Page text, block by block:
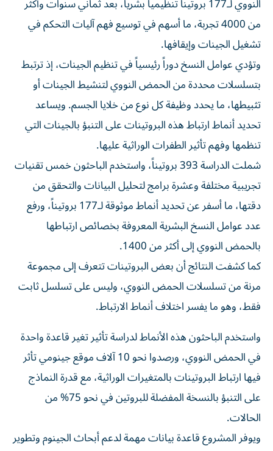
من 4000 تجربة، ما أسهم في توسيع فهم آليات التحكم في
تشغيل الجينات وإيقافها.
وتؤدي عوامل النسخ دوراً رئيسياً في تنظيم الجينات، إذ ترتبط
بتسلسلات محددة من الحمض النووي لتنشيط الجينات أو
تثبيطها، ما يحدد وظيفة كل نوع من خلايا الجسم. ويساعد
تحديد أنماط ارتباط هذه البروتينات على التنبؤ بالجينات التي
تنظمها وفهم تأثير الطفرات الوراثية عليها.
شملت الدراسة 393 بروتيناً، واستخدم الباحثون خمس تقنيات
تجريبية مختلفة وعشرة برامج لتحليل البيانات والتحقق من
دقتها، ما أسفر عن تحديد أنماط موثوقة لـ177 بروتيناً، ورفع
عدد عوامل النسخ البشرية المعروفة بخصائص ارتباطها
بالحمض النووي إلى أكثر من 1400.
كما كشفت النتائج أن بعض البروتينات تتعرف إلى مجموعة
مرنة من تسلسلات الحمض النووي، وليس على تسلسل ثابت
فقط، وهو ما يفسر اختلاف أنماط الارتباط.
واستخدم الباحثون هذه الأنماط لدراسة تأثير تغير قاعدة واحدة
في الحمض النووي، ورصدوا نحو 10 آلاف موقع جينومي تأثر
فيها ارتباط البروتينات بالمتغيرات الوراثية، مع قدرة النماذج
على التنبؤ بالنسخة المفضلة للبروتين في نحو 75% من
الحالات.
ويوفر المشروع قاعدة بيانات مهمة لدعم أبحاث الجينوم وتطوير